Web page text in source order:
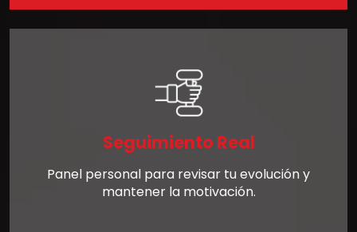
Seguimiento Real
Panel personal para revisar tu evolución y
mantener la motivación.